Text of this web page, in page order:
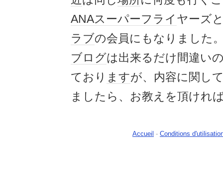
ANAスーパーフライ ヤーズ
ラブの会員にもなりました
ブログは出来るだけ間違い
ており ますが、内容に関し
ましたら、お教えを頂けれ
Accueil - Conditions